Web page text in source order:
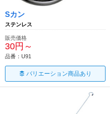
Sカン
ステンレス
販売価格
30円～
品番：U91
バリエーション商品あり